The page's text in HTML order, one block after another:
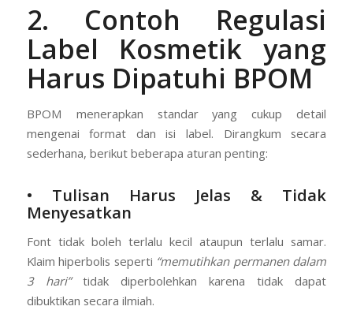
2. Contoh Regulasi
Label Kosmetik yang
Harus Dipatuhi BPOM
BPOM menerapkan standar yang cukup detail
mengenai format dan isi label. Dirangkum secara
sederhana, berikut beberapa aturan penting:
• Tulisan Harus Jelas & Tidak
Menyesatkan
Font tidak boleh terlalu kecil ataupun terlalu samar.
Klaim hiperbolis seperti “memutihkan permanen dalam
3 hari”tidak diperbolehkan karena tidak dapat
dibuktikan secara ilmiah.